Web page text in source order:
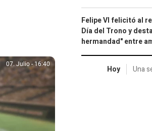
07. Julio, 16:40
07. Julio -16:40
Djokovic
Felipe VI felicitó al
Día del Trono y
hermandad" entre
Hoy Una